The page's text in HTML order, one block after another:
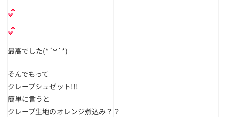
最高でした(*´꒳`*)
そんでもって
クレープシュゼット!!!
簡単に言うと
クレープ生地のオレンジ煮込み？？